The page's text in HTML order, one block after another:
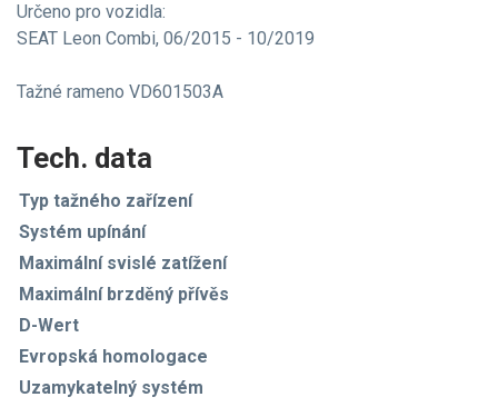
Určeno pro vozidla:
SEAT Leon Combi, 06/2015 - 10/2019
Tažné rameno VD601503A
Tech. data
Typ tažného zařízení
Systém upínání
Maximální svislé zatížení
Maximální brzděný přívěs
D-Wert
Evropská homologace
Uzamykatelný systém